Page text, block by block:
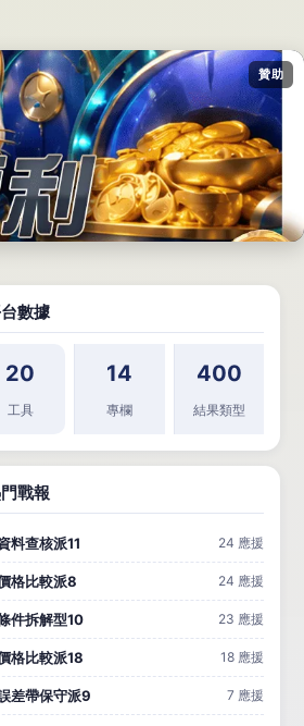
贊助
數據
20
工具
14
專欄
400
結果類型
戰報
料查核派11 24 應援
格比較派8 24 應援
件拆解型10 23 應援
格比較派18 18 應援
差帶保守派9 7 應援